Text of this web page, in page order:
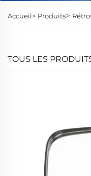
Accueil> Produits>
TOUS LES